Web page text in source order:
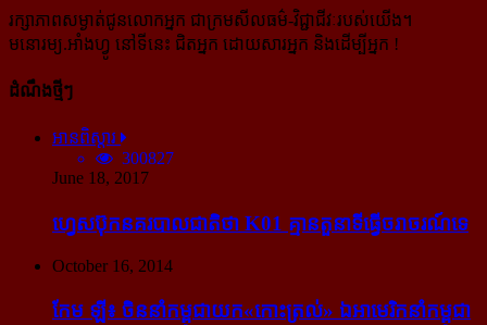
រក្សាភាពសម្ងាត់ជូនលោកអ្នក ជាក្រមសីលធម៌-​វិជ្ជាជីវៈ​របស់យើង។
មនោរម្យ.អាំងហ្វូ នៅទីនេះ ជិតអ្នក ដោយសារអ្នក និងដើម្បីអ្នក !
ដំណឹងថ្មីៗ
អានពិស្ដារ
300827
June 18, 2017
ហ្វេសប៊ុក​នគរបាល​ជាតិ​ថា K01 គ្មាន​តួនាទី​ធ្វើ​ចរាចរណ៍​ទេ
October 16, 2014
កែម ឡី៖ ចិន​នាំ​កម្ពុជា​យក​«កោះ​ត្រល់» ឯ​អាមេរិក​នាំ​កម្ពុជា​